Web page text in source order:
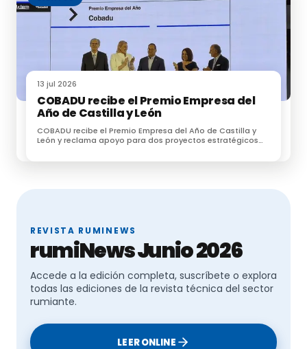
13 jul 2026
COBADU recibe el Premio Empresa del
Año de Castilla y León
COBADU recibe el Premio Empresa del Año de Castilla y
León y reclama apoyo para dos proyectos estratégicos
REVISTA RUMINEWS
rumiNews Junio 2026
Accede a la edición completa, suscríbete o explora
todas las ediciones de la revista técnica del sector
rumiante.
LEER ONLINE